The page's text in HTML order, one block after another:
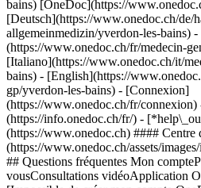
bains) [OneDoc](https://
[Deutsch](https://www.onedoc.ch/de/
allgemeinmedizin/yverdon-les-bains)
(https://www.onedoc.ch/fr/medecin-
[Italiano](https://www.onedoc.ch/it/
bains) - [English](https://
gp/yverdon-les-bains) - [Connexion]
(https://www.onedoc.ch/fr/connexion)
(https://info.onedoc.ch/fr/) -
(https://www.onedoc.ch) #### Centre
(https://www.onedoc.ch/assets/
## Questions fréquentes Mon
vousConsultations vidéoApplication